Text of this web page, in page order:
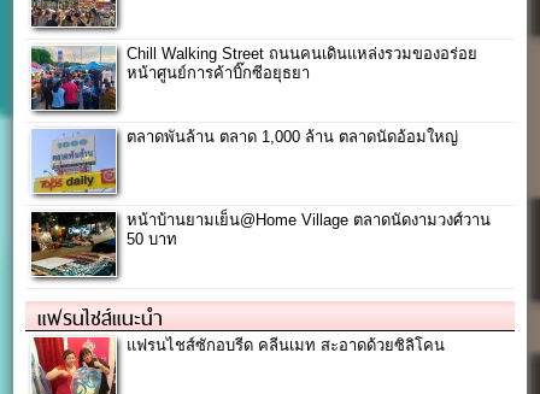
Chill Walking Street ถนนคนเดินแหล่งรวมของอร่อย
หน้าศูนย์การค้าบิ๊กซีอยุธยา
ตลาดพันล้าน ตลาด 1,000 ล้าน ตลาดนัดอ้อมใหญ่
หน้าบ้านยามเย็น@Home Village ตลาดนัดงามวงศ์วาน
50 บาท
แฟรนไชส์แนะนำ
แฟรนไชส์ซักอบรีด คลีนเมท สะอาดด้วยซิลิโคน